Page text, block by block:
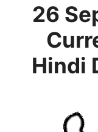
26
Hindi